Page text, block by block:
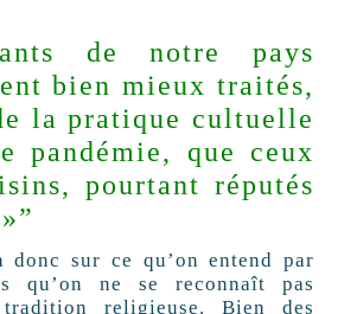
de notre pays
bien mieux traités,
la pratique cultuelle
pandémie, que ceux
pourtant réputés
donc sur ce qu’on entend par
qu’on ne se reconnaît pas
tradition religieuse. Bien des